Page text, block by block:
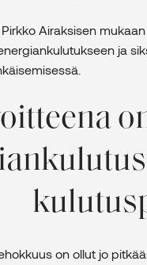
Pirkko Airaksisen
ja
on ollut jo